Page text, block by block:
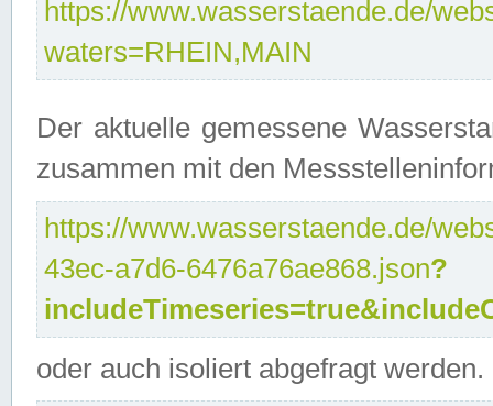
https://www.wasserstaende.de/
waters=RHEIN,MAIN
Der aktuelle gemessene
zusammen mit den
https://www.wasserstaende.de/
43ec-a7d6-6476a76ae868.json?
oder auch isoliert abgefragt werden.